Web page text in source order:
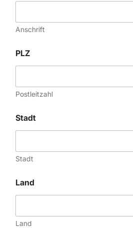
Anschrift
PLZ
Postleitzahl
Stadt
Stadt
Land
Land